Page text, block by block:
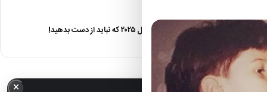
معرفی ۶ مینی سریال ۲۰۲۵ که نباید از دست بدهید!
×